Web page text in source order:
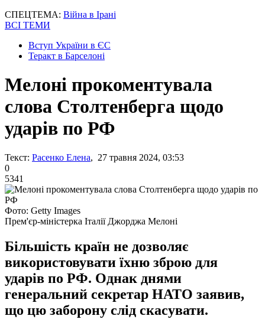
СПЕЦТЕМА: Війна в Ірані
ВСІ ТЕМИ
Вступ України в ЄС
Теракт в Барселоні
Мелоні прокоментувала
слова Столтенберга щодо
ударів по РФ
Текст: Расенко Елена, 27 травня 2024, 03:53
0
5341
Фото: Getty Images
Прем'єр-міністерка Італії Джорджа Мелоні
Більшість країн не дозволяє
використовувати їхню зброю для
ударів по РФ. Однак днями
генеральний секретар НАТО заявив,
що цю заборону слід скасувати.